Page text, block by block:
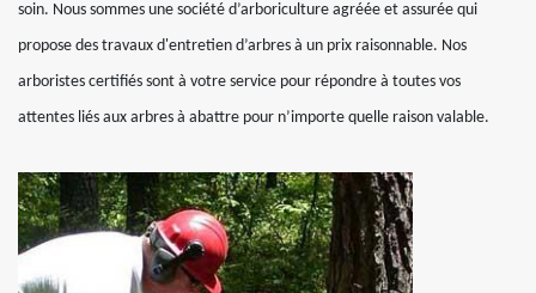
soin. Nous sommes une société d’arboriculture agréée et assurée qui
propose des travaux d'entretien d’arbres à un prix raisonnable. Nos
arboristes certifiés sont à votre service pour répondre à toutes vos
attentes liés aux arbres à abattre pour n’importe quelle raison valable.